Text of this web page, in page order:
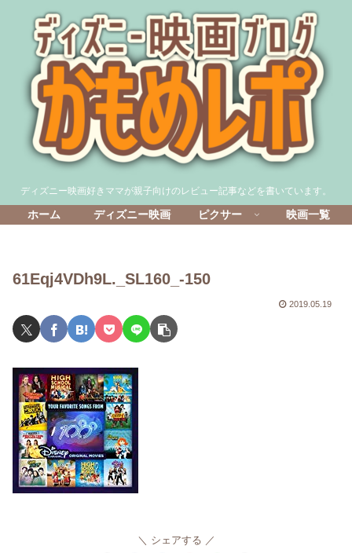
ディズニー映画好きママが親子向けのレビュー記事などを書いています。
ホーム ディズニー映画 ピクサー 映画一覧
61Eqj4VDh9L._SL160_-150
2019.05.19
シェアする